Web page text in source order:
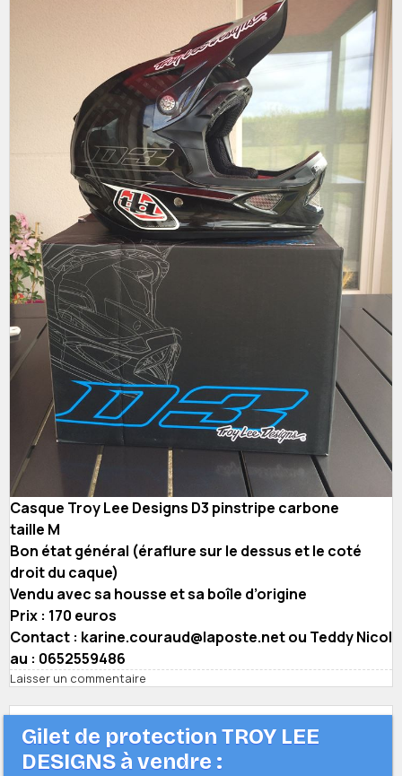
Casque Troy Lee Designs D3 pinstripe carbone
taille M
Bon état général (éraflure sur le dessus et le coté
droit du caque)
Vendu avec sa housse et sa boîle d’origine
Prix : 170 euros
Contact : karine.couraud@laposte.net ou Teddy Nicol
au : 0652559486
Laisser un commentaire
Gilet de protection TROY LEE
DESIGNS à vendre :